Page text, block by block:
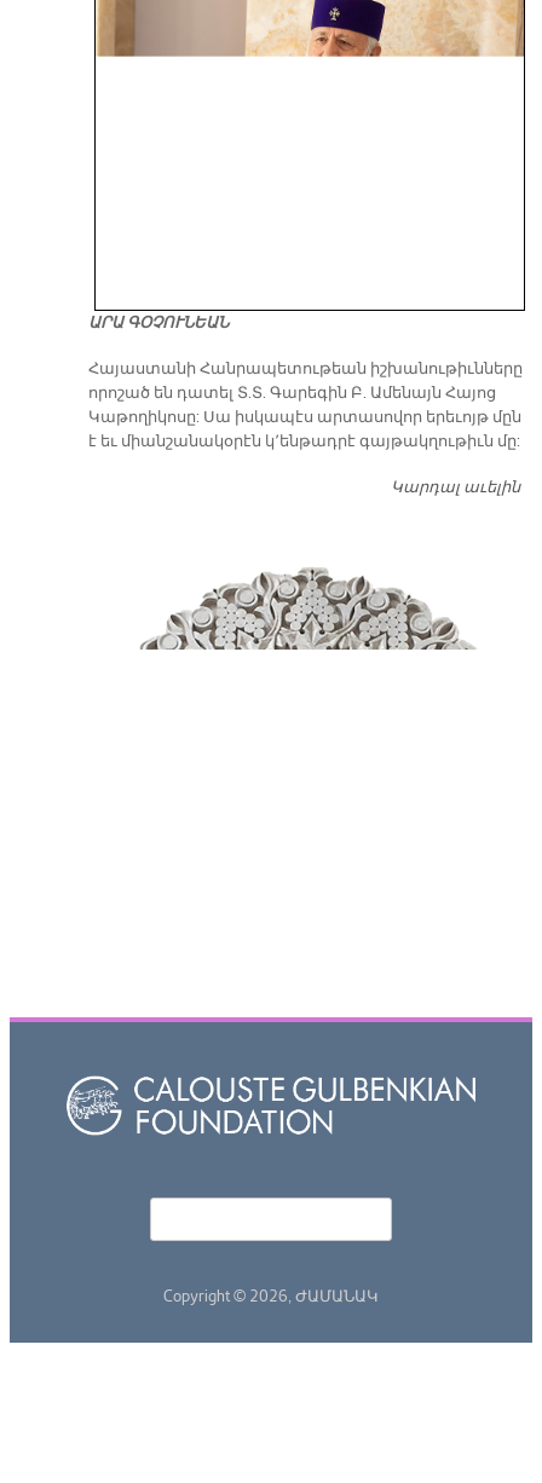
ԱՐԱ ԳՕՉՈՒՆԵԱՆ
​Հայաստանի Հանրապետութեան իշխանութիւնները
որոշած են դատել Տ.Տ. Գարեգին Բ. Ամենայն Հայոց
Կաթողիկոսը: Սա իսկապէս արտասովոր երեւոյթ մըն
է եւ միանշանակօրէն կ՚ենթադրէ գայթակղութիւն մը:
Կարդալ աւելին
Copyright © 2026, ԺԱՄԱՆԱԿ